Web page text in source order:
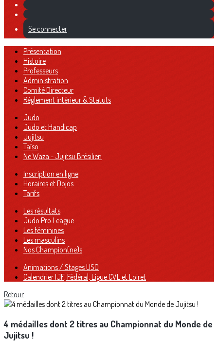
Se connecter
Présentation
Histoire
Professeurs
Administration
Comité Directeur
Règlement intérieur & Statuts
Judo
Judo et Handicap
Jujitsu
Taïso
Ne Waza - Jujitsu Brésilien
Inscription en ligne
Horaires et Dojos
Tarifs
Les résultats
Judo Pro League
Les féminines
Les masculins
Nos Champion(ne)s
Animations / Stages USO
Calendrier IJF, Fédéral, Ligue CVL et Loiret
Retour
4 médailles dont 2 titres au Championnat du Monde de
Jujitsu !